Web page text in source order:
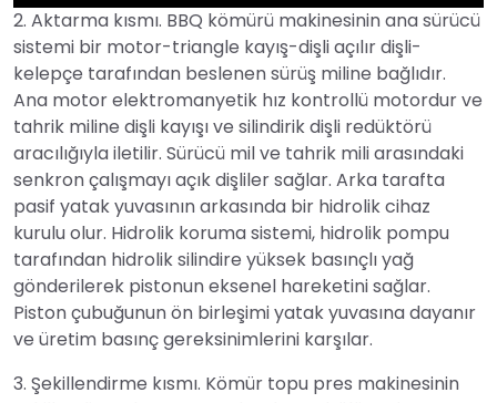
►
2. Aktarma kısmı. BBQ kömürü makinesinin ana sürücü
sistemi bir motor-triangle kayış-dişli açılır dişli-
kelepçe tarafından beslenen sürüş miline bağlıdır.
Ana motor elektromanyetik hız kontrollü motordur ve
tahrik miline dişli kayışı ve silindirik dişli redüktörü
aracılığıyla iletilir. Sürücü mil ve tahrik mili arasındaki
senkron çalışmayı açık dişliler sağlar. Arka tarafta
pasif yatak yuvasının arkasında bir hidrolik cihaz
kurulu olur. Hidrolik koruma sistemi, hidrolik pompu
tarafından hidrolik silindire yüksek basınçlı yağ
gönderilerek pistonun eksenel hareketini sağlar.
Piston çubuğunun ön birleşimi yatak yuvasına dayanır
ve üretim basınç gereksinimlerini karşılar.
3. Şekillendirme kısmı. Kömür topu pres makinesinin